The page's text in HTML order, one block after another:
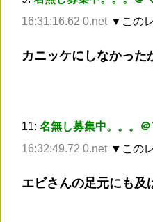
16:31:16.62 0.net ▼この
カニッケにしなかった
11: 名無し募集中。。。
16:32:49.72 0.net ▼この
エビさんの足元にも及